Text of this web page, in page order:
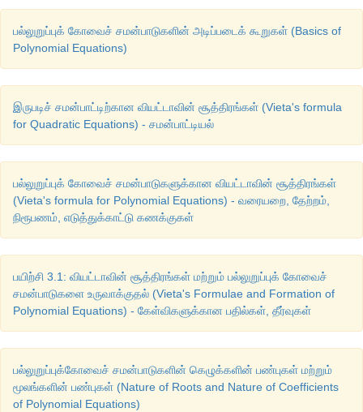
பல்லுறுப்புக் கோவைச் சமன்பாடுகளின் அடிப்படைக் கூறுகள் (Basics of
Polynomial Equations)
இருபடிச் சமன்பாட்டிற்கான வியட்டாவின் சூத்திரங்கள் (Vieta's formula
for Quadratic Equations) - சமன்பாட்டியல்
பல்லுறுப்புக் கோவைச் சமன்பாடுகளுக்கான வியட்டாவின் சூத்திரங்கள்
(Vieta's formula for Polynomial Equations) - வரையறை, தேற்றம்,
நிரூபணம், எடுத்துக்காட்டு கணக்குகள்
பயிற்சி 3.1: வியட்டாவின் சூத்திரங்கள் மற்றும் பல்லுறுப்புக் கோவைச்
சமன்பாடுகளை உருவாக்குதல் (Vieta's Formulae and Formation of
Polynomial Equations) - கேள்விகளுக்கான பதில்கள், தீர்வுகள்
பல்லுறுப்புக்கோவைச் சமன்பாடுகளின் கெழுக்களின் பண்புகள் மற்றும்
மூலங்களின் பண்புகள் (Nature of Roots and Nature of Coefficients
of Polynomial Equations)